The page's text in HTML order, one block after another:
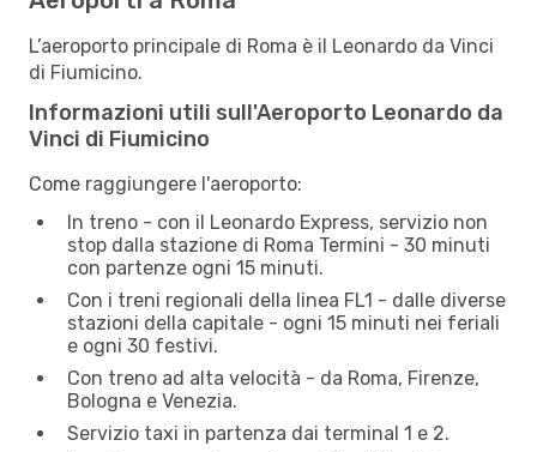
L’aeroporto principale di Roma è il Leonardo da Vinci
di Fiumicino.
Informazioni utili sull'Aeroporto Leonardo da
Vinci di Fiumicino
Come raggiungere l'aeroporto:
In treno - con il Leonardo Express, servizio non
stop dalla stazione di Roma Termini - 30 minuti
con partenze ogni 15 minuti.
Con i treni regionali della linea FL1 - dalle diverse
stazioni della capitale - ogni 15 minuti nei feriali
e ogni 30 festivi.
Con treno ad alta velocità - da Roma, Firenze,
Bologna e Venezia.
Servizio taxi in partenza dai terminal 1 e 2.